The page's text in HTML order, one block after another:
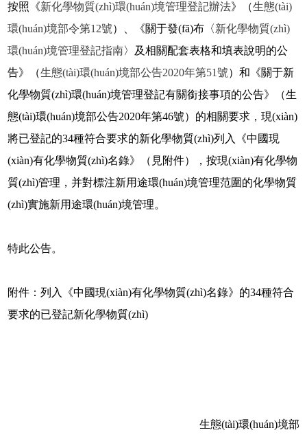
按照《新化學物質(zhì)環(huán)境管理登記辦法》（生態(tài)
環(huán)境部令第12號）、《關于發(fā)布〈新化學物質(zhì)
環(huán)境管理登記指南〉及相關配套表格和填表說明的公
告》（生態(tài)環(huán)境部公告2020年第51號）和《關于新
化學物質(zhì)環(huán)境管理登記有關銜接事項的公告》（生
態(tài)環(huán)境部公告2020年第46號）的相關要求，現(xiàn)
將已登記的34種符合要求的新化學物質(zhì)列入《中國現
(xiàn)有化學物質(zhì)名錄》（見附件），按現(xiàn)有化學物
質(zhì)管理，并對標注新用途環(huán)境管理范圍的化學物質
(zhì)實施新用途環(huán)境管理。
特此公告。
附件：列入《中國現(xiàn)有化學物質(zhì)名錄》的34種符合
要求的已登記新化學物質(zhì)
生態(tài)環(huán)境部